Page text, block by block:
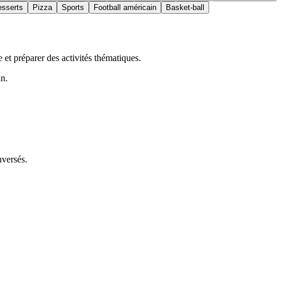
Pizza Sports Football américain Basket-ball
préparer des activités thématiques.